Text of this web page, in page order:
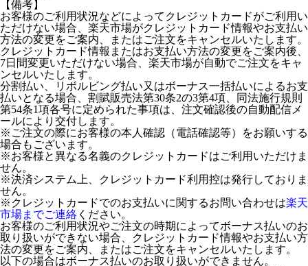
【備考】
お客様のご利用状況などによってクレジットカードがご利用い
ただけない場合、楽天市場がクレジットカード情報やお支払い
方法の変更をご案内、またはご注文をキャンセルいたします。
クレジットカード情報またはお支払い方法の変更をご案内後、
7日間変更いただけない場合、楽天市場が自動でご注文をキャ
ンセルいたします。
分割払い、リボルビング払い又はボーナス一括払いによるお支
払いとなる場合、割賦販売法第30条2の3第4項、同法施行規則
第54条1項各号に定められた事項は、注文確認後の自動配信メ
ールにより交付します。
※ご注文の際にお客様の本人確認（電話確認等）をお願いする
場合もございます。
※お客様と異なる名義のクレジットカードはご利用いただけま
せん。
※決済システム上、クレジットカード利用控は発行しておりま
せん。
※クレジットカードでのお支払いに関するお問い合わせは楽天
市場までご連絡 ください。
お客様のご利用状況やご注文の時期によってボーナス払いのお
取り扱いができない場合、クレジットカード情報やお支払い方
法の変更をご案内、またはご注文をキャンセルいたします。
以下の場合はボーナス払いのお取り扱いができません。